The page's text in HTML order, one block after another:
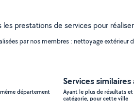
les prestations de services pour
par nos membres : nettoyage extérieur
département
Services similaires
Ayant le plus de résultats
catégorie, pour cette ville